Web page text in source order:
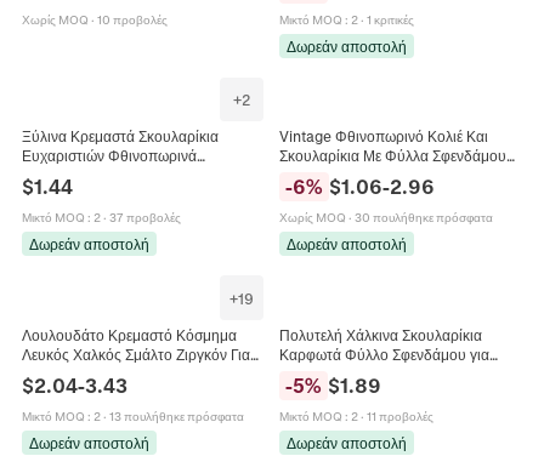
Χωρίς MOQ · 10 προβολές
Hop για Άνδρες Γυναίκες
Καθημερινό Αξεσουάρ
Μικτό MOQ : 2· 1 κριτικές
Δωρεάν αποστολή
+2
Ξύλινα Κρεμαστά Σκουλαρίκια
Ευχαριστιών Φθινοπωρινά
Εορταστικά Γαλοπούλα Κολοκύθα
Φύλλο Σφενδάμου Κοσμήματα Για
Γυναίκες
$1.44
Μικτό MOQ : 2· 37 προβολές
Δωρεάν αποστολή
Vintage Φθινοπωρινό Κολιέ Και
Σκουλαρίκια Με Φύλλα Σφενδάμου
Πολύχρωμα Μενταγιόν Από Ρητίνη
Κοσμήματα Για Γυναίκες
-6% $1.06-2.96
Χωρίς MOQ · 30 πουλήθηκε πρόσφατα
Δωρεάν αποστολή
+19
Λουλουδάτο Κρεμαστό Κόσμημα
Λευκός Χαλκός Σμάλτο Ζιργκόν Για
Κερασιά Φύλλο Σφενδάμου
$2.04-3.43
Μικτό MOQ : 2· 13 πουλήθηκε πρόσφατα
Δωρεάν αποστολή
Πολυτελή Χάλκινα Σκουλαρίκια
Καρφωτά Φύλλο Σφενδάμου για
Σχήμα Φθινοπωρινού Φύλλου
Κοσμήματα
-5% $1.89
Μικτό MOQ : 2· 11 προβολές
Δωρεάν αποστολή